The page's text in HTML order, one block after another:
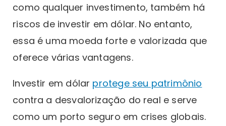
como qualquer investimento, também há
riscos de investir em dólar. No entanto,
essa é uma moeda forte e valorizada que
oferece várias vantagens.
Investir em dólar protege seu patrimônio
contra a desvalorização do real e serve
como um porto seguro em crises globais.